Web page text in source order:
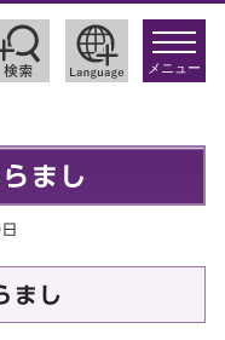
toggle
メニュー
まし
まし